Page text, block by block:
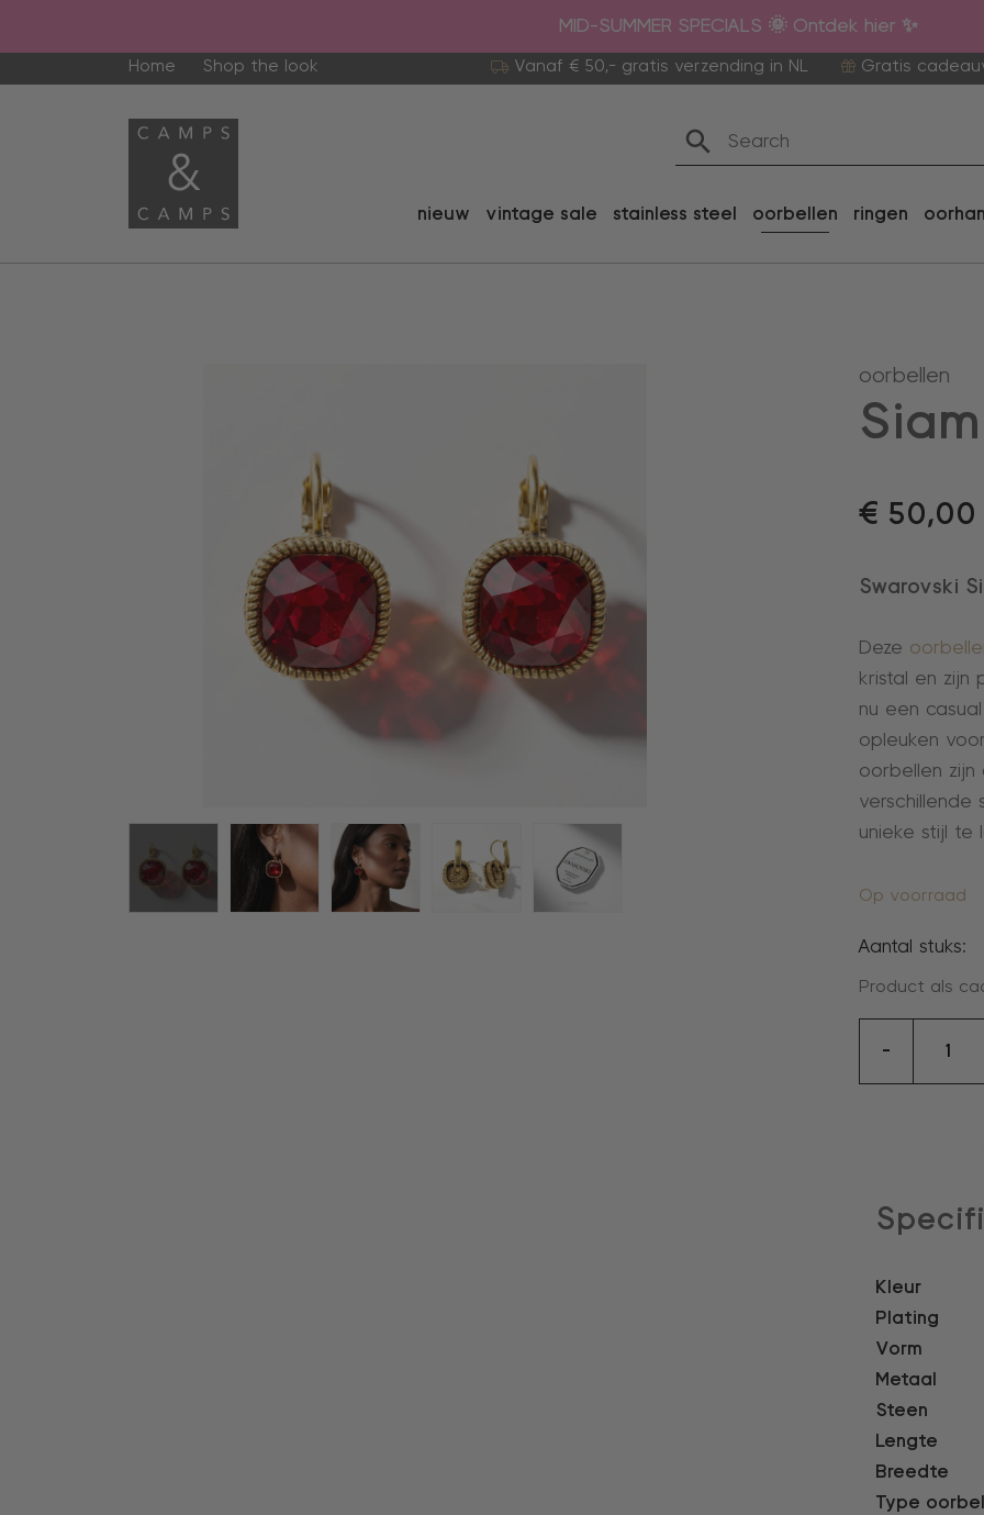
MID-SUMMER SPECIALS 🌞 Ontdek hier ✨
Home Shop the look Vanaf € 50,- gratis verzending in NL Gratis
nieuw vintage sale stainless steel oorbellen ringen
oorbellen
Siam
€ 50,00
Swarovski
Deze
kristal en
nu een
opleuken
oorbellen
verschillende
unieke stijl te
Op voorraad
Aantal stuks:
Product als
-
aantal
Kleur
Plating
Vorm
Metaal
Steen
Lengte
Breedte
Type oorbel